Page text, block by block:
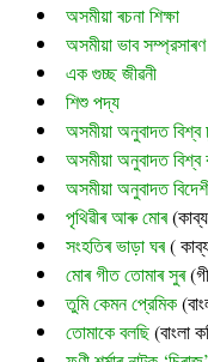
অসমীয়া ৰচনা শিক্ষা
অসমীয়া ভাব সম্প্রসাৰণ
এক গুচ্ছ জীৱনী
শিশু পদ্য
অসমীয়া অনুবাদত বিশ্ব
অসমীয়া অনুবাদত বিশ্ব
অসমীয়া অনুবাদত
পৃথিৱীৰ আৰু মোৰ (
সংহতিৰ ভাড়া ঘৰ (
মোৰ গীত তোমাৰ সুৰ
তুমি কেমন প্রেমিক
তোমাকে বলছি (বাংলা